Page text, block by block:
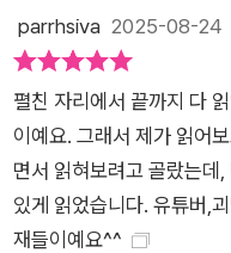
보냈던 영상에 이상한 힘이 있
작가는 ‘이 노래를 들으면
게 된다’는 설명과 함께 틱
제각각 다른 장소의 사진
에 어딘가 이상한 기분을
되었다고 한다. 영상에 무
는 사람들을 불행에 빠트리
parrhsiva 2025-08-24
펼친 자리에서 끝까지 다
이예요. 그래서 제가 읽어
면서 읽혀보려고 골랐는데
있게 읽었습니다. 유튜버,
재들이예요^^